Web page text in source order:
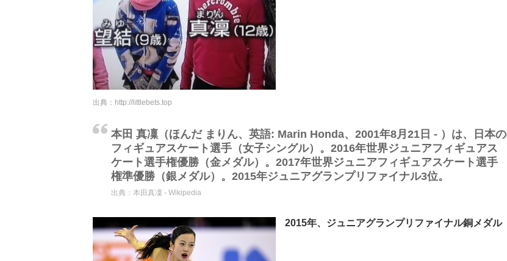
出典： http://littlebets.top
本田 真凜（ほんだ まりん、英語: Marin Honda、2001年8月21日 - ）は、日本の
フィギュアスケート選手（女子シングル）。2016年世界ジュニアフィギュアス
ケート選手権優勝（金メダル）。2017年世界ジュニアフィギュアスケート選手
権準優勝（銀メダル）。2015年ジュニアグランプリファイナル3位。
出典： 本田真凜 - Wikipedia
2015年、ジュニアグランプリファイナル銅メダル